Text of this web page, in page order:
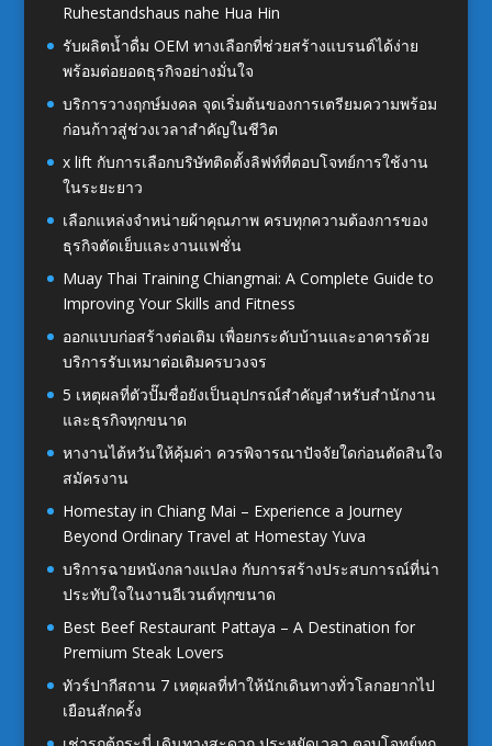
Ruhestandshaus nahe Hua Hin
รับผลิตน้ำดื่ม OEM ทางเลือกที่ช่วยสร้างแบรนด์ได้ง่าย
พร้อมต่อยอดธุรกิจอย่างมั่นใจ
บริการวางฤกษ์มงคล จุดเริ่มต้นของการเตรียมความพร้อม
ก่อนก้าวสู่ช่วงเวลาสำคัญในชีวิต
x lift กับการเลือกบริษัทติดตั้งลิฟท์ที่ตอบโจทย์การใช้งาน
ในระยะยาว
เลือกแหล่งจำหน่ายผ้าคุณภาพ ครบทุกความต้องการของ
ธุรกิจตัดเย็บและงานแฟชั่น
Muay Thai Training Chiangmai: A Complete Guide to
Improving Your Skills and Fitness
ออกแบบก่อสร้างต่อเติม เพื่อยกระดับบ้านและอาคารด้วย
บริการรับเหมาต่อเติมครบวงจร
5 เหตุผลที่ตัวปั๊มชื่อยังเป็นอุปกรณ์สำคัญสำหรับสำนักงาน
และธุรกิจทุกขนาด
หางานไต้หวันให้คุ้มค่า ควรพิจารณาปัจจัยใดก่อนตัดสินใจ
สมัครงาน
Homestay in Chiang Mai – Experience a Journey
Beyond Ordinary Travel at Homestay Yuva
บริการฉายหนังกลางแปลง กับการสร้างประสบการณ์ที่น่า
ประทับใจในงานอีเวนต์ทุกขนาด
Best Beef Restaurant Pattaya – A Destination for
Premium Steak Lovers
ทัวร์ปากีสถาน 7 เหตุผลที่ทำให้นักเดินทางทั่วโลกอยากไป
เยือนสักครั้ง